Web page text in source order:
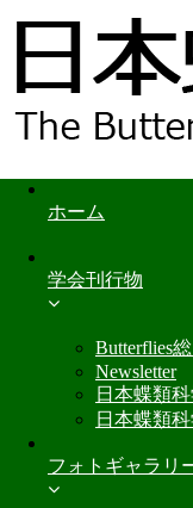
ホーム
学会刊行物
Butterflies
Newsletter
日本蝶類
日本蝶類
フォトギャラリ